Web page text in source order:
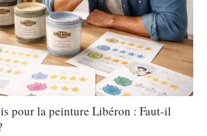
pour la peinture Libéron : Faut-il